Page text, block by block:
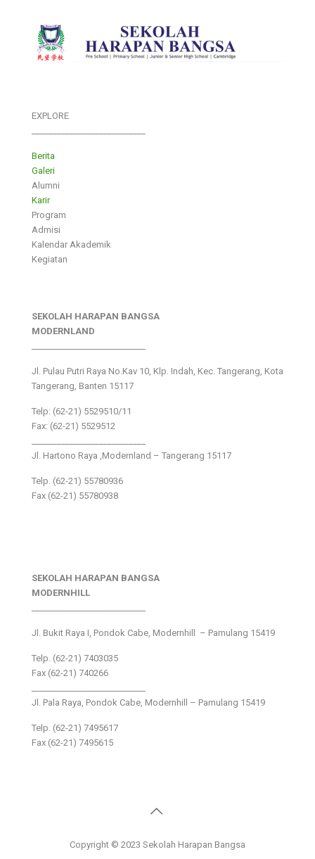
EXPLORE
Berita
Galeri
Alumni
Karir
Program
Admisi
Kalendar Akademik
Kegiatan
SEKOLAH HARAPAN BANGSA
MODERNLAND
Jl. Pulau Putri Raya No.Kav 10, Klp. Indah, Kec. Tangerang, Kota
Tangerang, Banten 15117
Telp: (62-21) 5529510/11
Fax: (62-21) 5529512
Jl. Hartono Raya ,Modernland – Tangerang 15117
Telp. (62-21) 55780936
Fax (62-21) 55780938
SEKOLAH HARAPAN BANGSA
MODERNHILL
Jl. Bukit Raya I, Pondok Cabe, Modernhill – Pamulang 15419
Telp. (62-21) 7403035
Fax (62-21) 740266
Jl. Pala Raya, Pondok Cabe, Modernhill – Pamulang 15419
Telp. (62-21) 7495617
Fax (62-21) 7495615
Copyright © 2023 Sekolah Harapan Bangsa